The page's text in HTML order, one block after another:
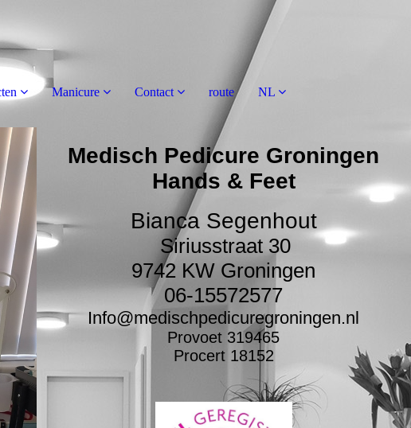
Manicure Contact route NL
Medisch Pedicure Groningen
Hands & Feet
Bianca Segenhout
Siriusstraat 30
9742 KW Groningen
06-15572577
Info@medischpedicuregroningen.nl
Provoet 319465
Procert 18152